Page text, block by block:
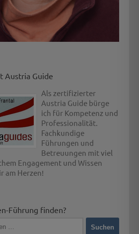
Austria Guide
Als zertifizierter
Austria Guide bürge
ich für Kompetenz und
Professionalität.
Fachkundige
Führungen und
Betreuungen mit viel
Engagement und Wissen
am Herzen!
Führung finden?